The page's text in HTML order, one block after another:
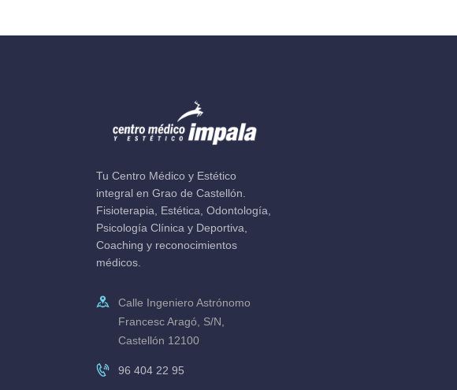
Tu Centro Médico y Estético
integral en Grao de Castellón.
Fisioterapia, Estética, Odontología,
Psicología Clínica y Deportiva,
Coaching y reconocimientos
médicos.
Calle Ingeniero Astrónomo
Francesc Aragó, S/N,
Castellón 12100
96 404 22 95